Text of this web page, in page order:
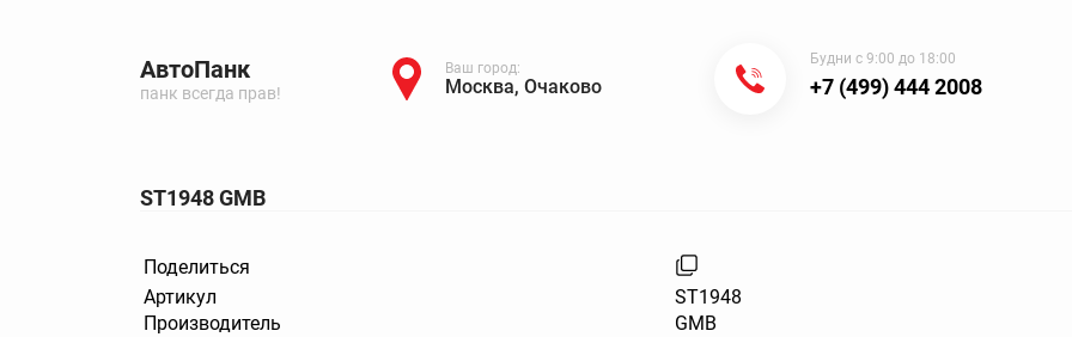
АвтоПанк
панк всегда прав!
Ваш город:
Москва, Очаково
Будни с 9:00 до 18:00
+7 (499) 444 2008
ST1948 GMB
Поделиться
Артикул
ST1948
Производитель
GMB